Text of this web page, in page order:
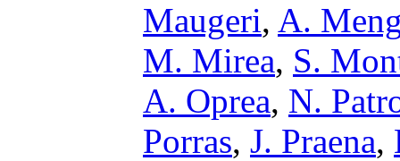
Maugeri, A.
M. Mirea, S.
A. Oprea, N.
Porras, J. Praena,